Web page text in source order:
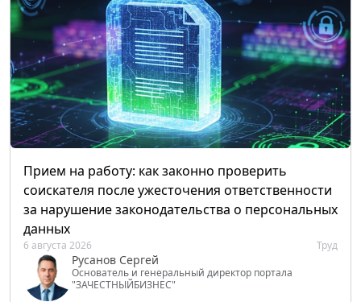
Прием на работу: как законно проверить
соискателя после ужесточения ответственности
за нарушение законодательства о персональных
данных
6 августа 2026 Труд
Русанов Сергей
Основатель и генеральный директор портала
"ЗАЧЕСТНЫЙБИЗНЕС"